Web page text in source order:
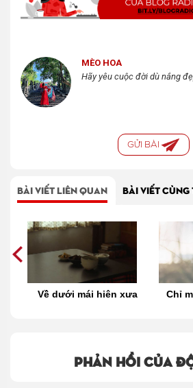
MÈO HOA
Hãy yêu cuộc đời dù nắng
GỬI BÀI
BÀI VIẾT LIÊN QUAN BÀI VIẾT CÙNG
Về dưới mái hiên xưa
Chỉ
Phản hồi của